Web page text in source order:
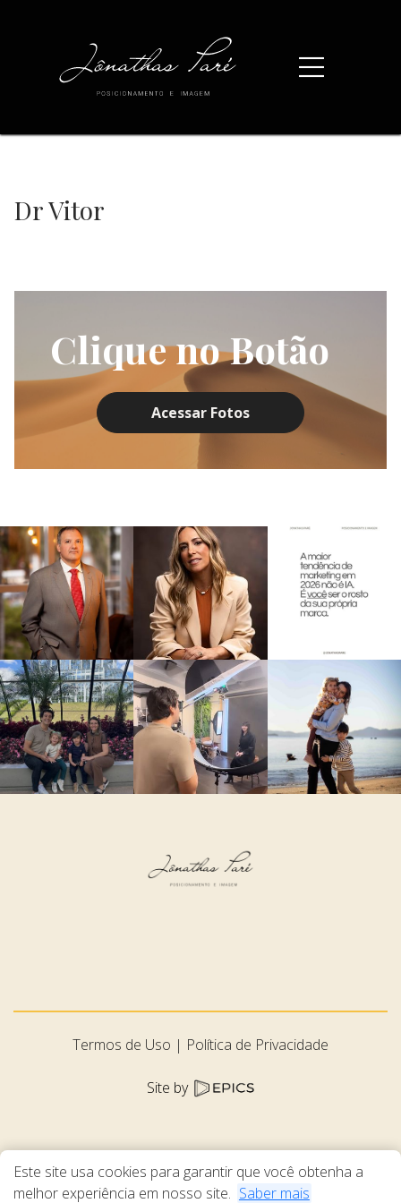
Este site usa cookies para garantir que você obtenha a
melhor experiência em nosso site. Saber mais
Dr Vitor
Clique no Botão
Acessar Fotos
Termos de Uso Política de Privacidade
Site by